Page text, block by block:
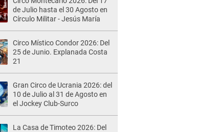
de Julio hasta el 30 Agosto en
Círculo Militar - Jesús María
Circo Místico Condor 2026: Del
25 de Junio. Explanada Costa
21
Gran Circo de Ucrania 2026: del
10 de Julio al 31 de Agosto en
el Jockey Club-Surco
La Casa de Timoteo 2026: Del